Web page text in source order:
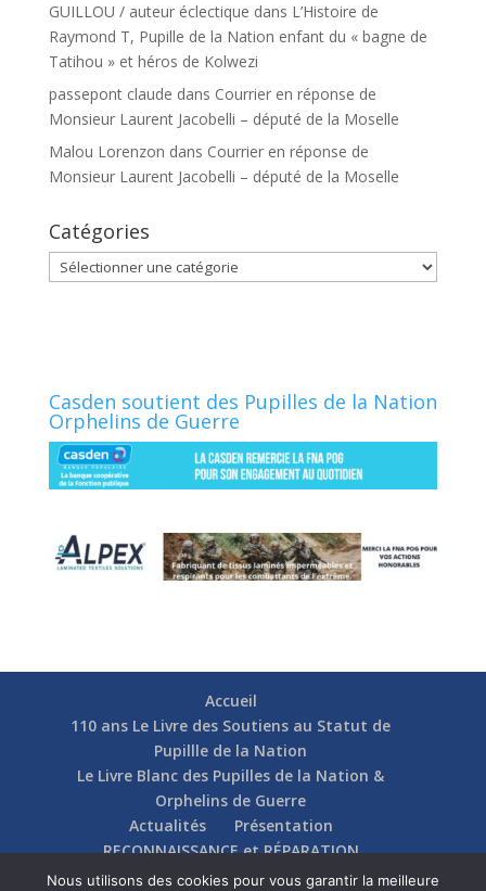
GUILLOU / auteur éclectique dans L’Histoire de
Raymond T, Pupille de la Nation enfant du « bagne de
Tatihou » et héros de Kolwezi
passepont claude dans Courrier en réponse de
Monsieur Laurent Jacobelli – député de la Moselle
Malou Lorenzon dans Courrier en réponse de
Monsieur Laurent Jacobelli – député de la Moselle
Catégories
Catégories
Casden soutient des Pupilles de la Nation
Orphelins de Guerre
Accueil
110 ans Le Livre des Soutiens au Statut de
Pupillle de la Nation
Le Livre Blanc des Pupilles de la Nation &
Orphelins de Guerre
Actualités
Présentation
RECONNAISSANCE et RÉPARATION
Nos soutiens
Fédérations
Actions
Nous utilisons des cookies pour vous garantir la meilleure